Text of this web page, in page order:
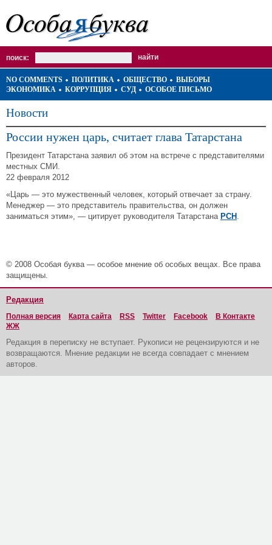
поиск:
NO COMMENTS ПОЛИТИКА ОБЩЕСТВО
ВЫБОРЫ
ЭКОНОМИКА
КОРРУПЦИЯ СУД ОСОБОЕ ПИСЬМО
Новости
России нужен царь, считает глава Татарстана
Президент Татарстана заявил об этом на встрече с представителями
местных СМИ.
22 февраля 2012
«Царь — это мужественный человек, который отвечает за страну.
Менеджер — это представитель правительства, он должен
заниматься этим», — цитирует руководителя Татарстана РСН .
© 2008 Особая буква — особое мнение об особых вещах. Все права
защищены.
Редакция
Полная версия Карта сайта RSS Twitter Facebook
В Контакте
ЖЖ
Редакция в переписку не вступает. Рукописи не рецензируются и не
возвращаются. Мнение редакции не всегда совпадает с мнением
авторов.